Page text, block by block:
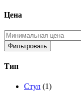
Цена
Фильтровать
Тип
Стул (1)